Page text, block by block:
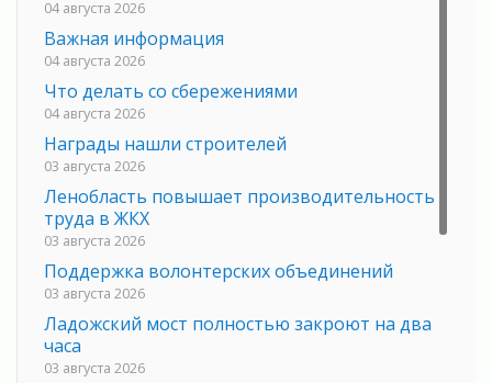
04 августа 2026
Важная информация
04 августа 2026
Что делать со сбережениями
04 августа 2026
Награды нашли строителей
03 августа 2026
Ленобласть повышает производительность
труда в ЖКХ
03 августа 2026
Поддержка волонтерских объединений
03 августа 2026
Ладожский мост полностью закроют на два
часа
03 августа 2026